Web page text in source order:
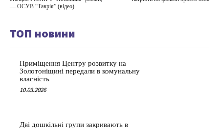
— ОСУВ “Таврія” (відео)
ТОП новини
Приміщення Центру розвитку на
Золотоніщині передали в комунальну
власність
10.03.2026
Дві дошкільні групи закривають в